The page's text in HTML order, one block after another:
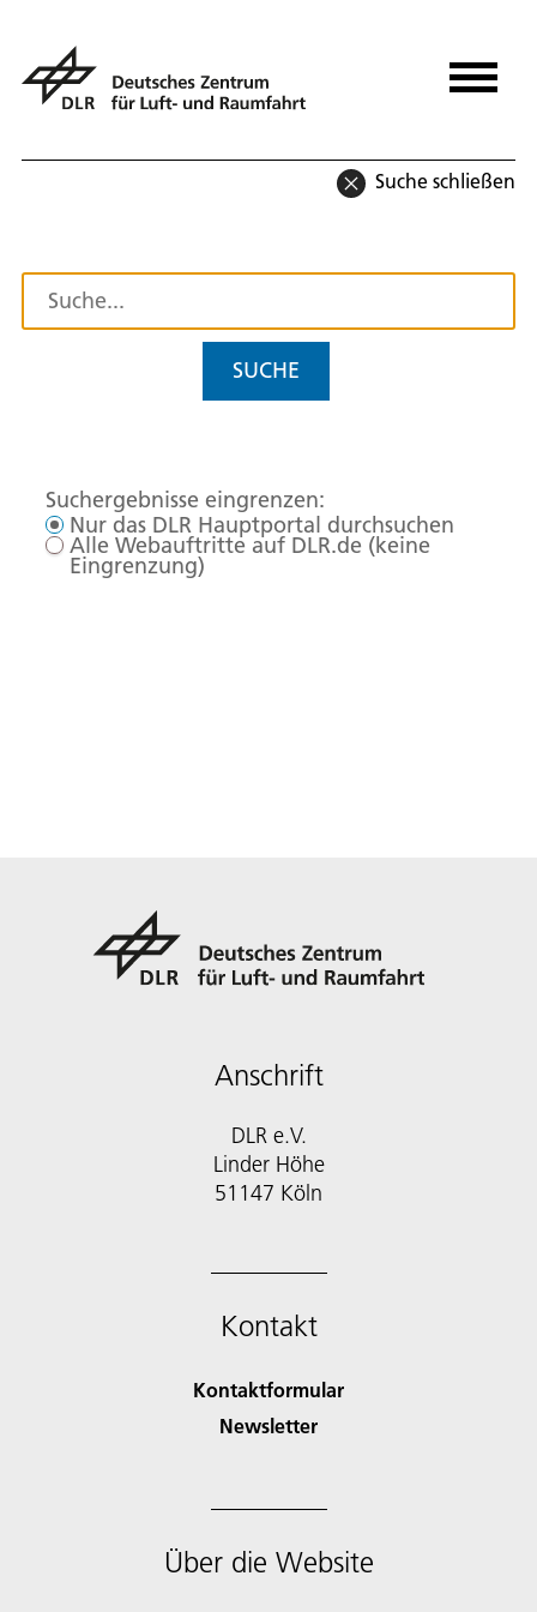
Suche schließen
SUCHE
Suchergebnisse eingrenzen:
Nur das DLR Hauptportal durchsuchen
Alle Webauftritte auf DLR.de (keine
Eingrenzung)
Anschrift
DLR e.V.
Linder Höhe
51147 Köln
Kontakt
Kontaktformular
Newsletter
Über die Website